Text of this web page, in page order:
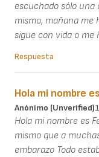
escuchado sólo una
mismo, mañana me
sigue con vida o me
Respuesta
Hola mi nombre
Anónimo (unverified)
Hola mi nombre es
mismo que a
embarazo Todo